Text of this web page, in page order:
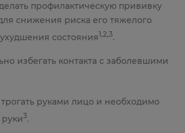
профилактическую прививку
снижения риска его тяжелого
состояния1,2,3.
избегать контакта с заболевшими
трогать руками лицо и необходимо
3.